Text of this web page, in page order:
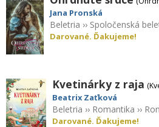
Jana Pronská
Beletria ›› Spoločenská
Darované. Ďakujeme!
Kvetinárky z raja
Beatrix Zaťková
Beletria ›› Romantika ››
Darované. Ďakujeme!